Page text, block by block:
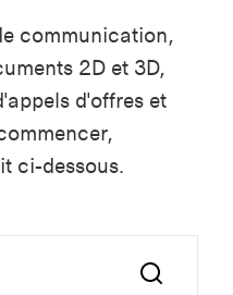
communication,
2D et 3D,
d'offres et
ci-dessous.